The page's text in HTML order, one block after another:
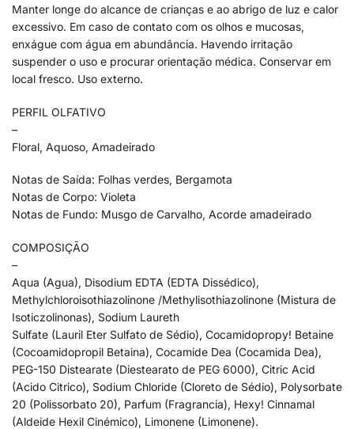
Manter longe do alcance de crianças e ao abrigo de luz e calor
excessivo. Em caso de contato com os olhos e mucosas,
enxágue com água em abundância. Havendo irritação
suspender o uso e procurar orientação médica. Conservar em
local fresco. Uso externo.
PERFIL OLFATIVO
–
Floral, Aquoso, Amadeirado
Notas de Saída: Folhas verdes, Bergamota
Notas de Corpo: Violeta
Notas de Fundo: Musgo de Carvalho, Acorde amadeirado
COMPOSIÇÃO
–
Aqua (Agua), Disodium EDTA (EDTA Dissédico),
Methylchloroisothiazolinone /Methylisothiazolinone (Mistura de
Isoticzolinonas), Sodium Laureth
Sulfate (Lauril Eter Sulfato de Sédio), Cocamidopropy! Betaine
(Cocoamidopropil Betaina), Cocamide Dea (Cocamida Dea),
PEG-150 Distearate (Diestearato de PEG 6000), Citric Acid
(Acido Citrico), Sodium Chloride (Cloreto de Sédio), Polysorbate
20 (Polissorbato 20), Parfum (Fragrancia), Hexy! Cinnamal
(Aldeide Hexil Cinémico), Limonene (Limonene).